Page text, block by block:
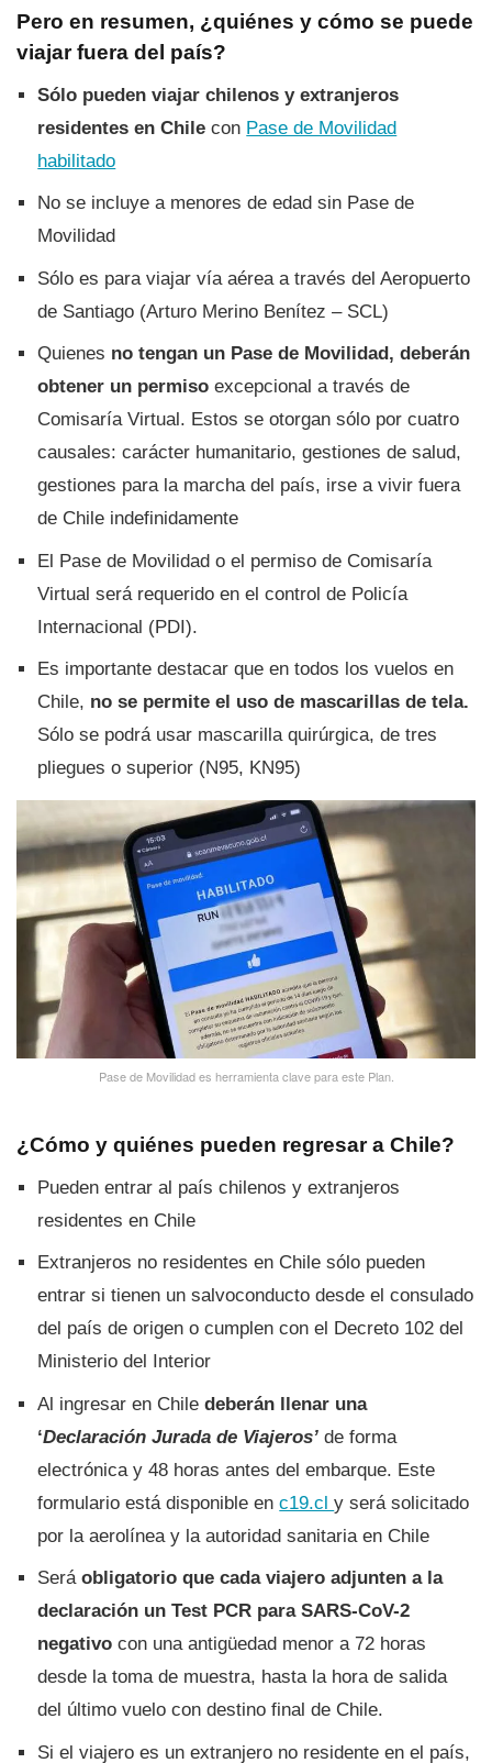
Pero en resumen, ¿quiénes y cómo se puede
viajar fuera del país?
Sólo pueden viajar chilenos y extranjeros
residentes en Chile con Pase de Movilidad
habilitado
No se incluye a menores de edad sin Pase de
Movilidad
Sólo es para viajar vía aérea a través del Aeropuerto
de Santiago (Arturo Merino Benítez – SCL)
Quienes no tengan un Pase de Movilidad, deberán
obtener un permiso excepcional a través de
Comisaría Virtual. Estos se otorgan sólo por cuatro
causales: carácter humanitario, gestiones de salud,
gestiones para la marcha del país, irse a vivir fuera
de Chile indefinidamente
El Pase de Movilidad o el permiso de Comisaría
Virtual será requerido en el control de Policía
Internacional (PDI).
Es importante destacar que en todos los vuelos en
Chile, no se permite el uso de mascarillas de tela.
Sólo se podrá usar mascarilla quirúrgica, de tres
pliegues o superior (N95, KN95)
Pase de Movilidad es herramienta clave para este Plan.
¿Cómo y quiénes pueden regresar a Chile?
Pueden entrar al país chilenos y extranjeros
residentes en Chile
Extranjeros no residentes en Chile sólo pueden
entrar si tienen un salvoconducto desde el consulado
del país de origen o cumplen con el Decreto 102 del
Ministerio del Interior
Al ingresar en Chiledeberán llenar una
‘Declaración Jurada de Viajeros’ de forma
electrónica y 48 horas antes del embarque. Este
formulario está disponible enc19.cly será solicitado
por la aerolínea y la autoridad sanitaria en Chile
Seráobligatorio que cada viajero adjunten a la
declaración un Test PCR para SARS-CoV-2
negativo con una antigüedad menor a 72 horas
desde la toma de muestra, hasta la hora de salida
del último vuelo con destino final de Chile.
Si el viajero es un extranjero no residente en el país,